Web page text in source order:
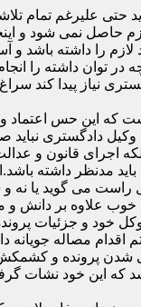
حتی علیرغم تمام
حاصل نمی شود و
لازم را داشته باشد و
در توان داشته را
نیاز پیدا کند
که این حس اعتماد
وکیل دادگستری نباید
اجرای قانون و
مدنظر داشته
راست می گوید یا نه
خوب علاوه بر دانش و
خود و جزئیات
اقدام مصاله جویانه
شدن پرونده و
که این خود نشات